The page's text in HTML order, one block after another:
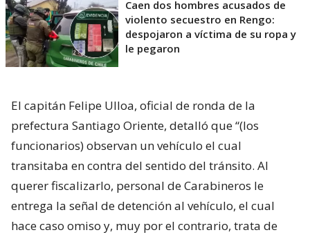
Caen dos hombres acusados de
violento secuestro en Rengo:
despojaron a víctima de su ropa y
le pegaron
El capitán Felipe Ulloa, oficial de ronda de la
prefectura Santiago Oriente, detalló que “(los
funcionarios) observan un vehículo el cual
transitaba en contra del sentido del tránsito. Al
querer fiscalizarlo, personal de Carabineros le
entrega la señal de detención al vehículo, el cual
hace caso omiso y, muy por el contrario, trata de